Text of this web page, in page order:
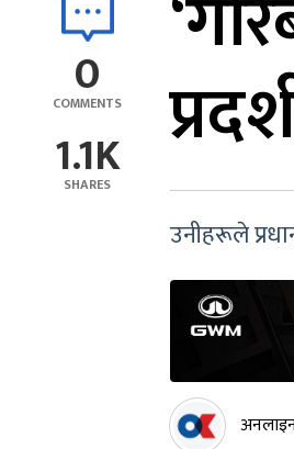
0
COMMENTS
1.1K
SHARES
उनीहरूले